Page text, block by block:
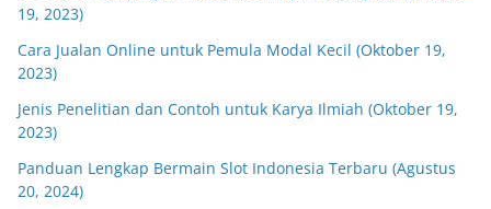
19, 2023)
Cara Jualan Online untuk Pemula Modal Kecil (Oktober 19,
2023)
Jenis Penelitian dan Contoh untuk Karya Ilmiah (Oktober 19,
2023)
Panduan Lengkap Bermain Slot Indonesia Terbaru (Agustus
20, 2024)